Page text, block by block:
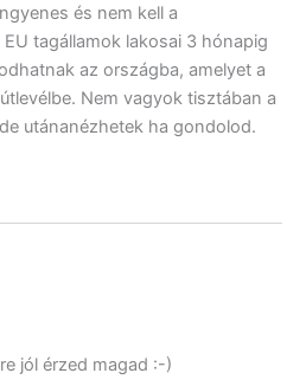
és nem kell a
tagállamok lakosai 3 hónapig
az országba, amelyet a
Nem vagyok tisztában a
utánanézhetek ha gondolod.
jól érzed magad :-)